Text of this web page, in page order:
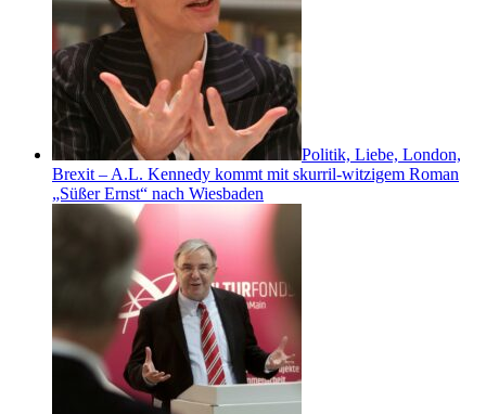
Politik, Liebe, London,
Brexit – A.L. Kennedy kommt mit skurril-witzigem Roman
„Süßer Ernst“ nach Wiesbaden